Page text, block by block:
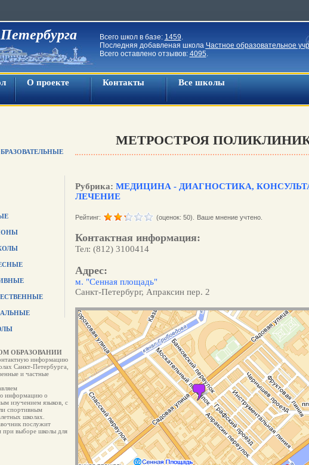
Всего школ в базе: 1459.
Последняя добавленая школа Частное образовательное
Всего оставлено отзывов: 4095.
О проекте Контакты Все школы
ОБРАЗОВАНИИ
информацию
Санкт-Петербурга,
и частные
информацию о
изучением языков, с
спортивным
школах.
послужит
при выборе школы для
МЕТРОСТРОЯ
Рубрика: МЕДИЦИНА - ДИАГНОСТИКА,
ЛЕЧЕНИЕ
Рейтинг: (оценок: 50). Ваше мнение учтено.
Контактная информация:
Тел: (812) 3100414
Адрес:
м. "Сенная площадь"
Санкт-Петербург, Апраксин пер. 2